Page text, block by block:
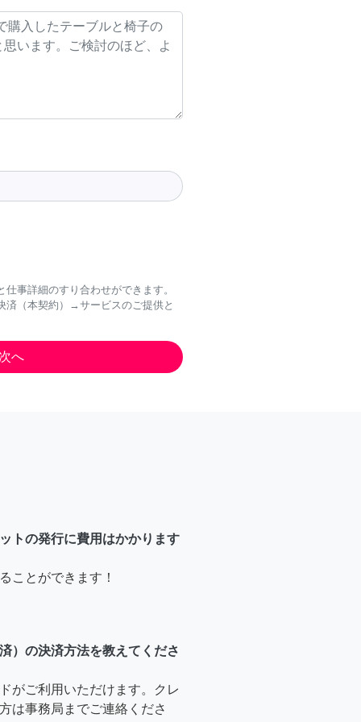
事詳細のすり合わせができます。
済（本契約）→サービスのご提供と
トの発行に費用はかかります
ことができます！
）の決済方法を教えてくださ
がご利用いただけます。クレ
は事務局までご連絡くださ